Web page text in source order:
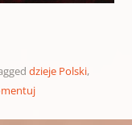
dzieje Polski,